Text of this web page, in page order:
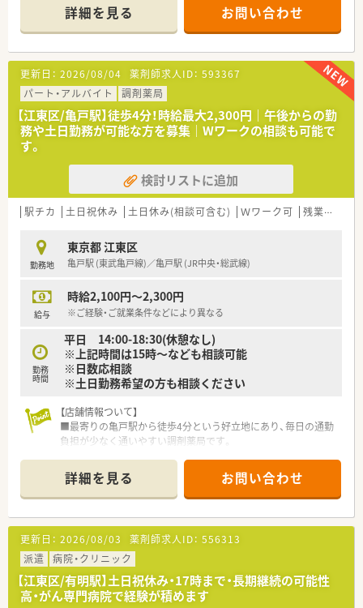
■駅徒歩1分という好立地の職場で、天候や季節の変化に左右さ
れることなく快適に毎日の通勤を継続したい方に非常におすす
めです。
■在宅訪問や他職種との連携を通じて、地域に根ざした貢献度の
高い薬剤師業務に挑戦してみたいという意欲を持つ方におすす
めです。
【店舗情報ついて】
■最寄りの亀戸駅から徒歩4分という好立地にあり、毎日の通勤
負担が少なく通いやすい調剤薬局です。
■内科や耳鼻科、精神科をメインに応需しており、1日あたり70
枚～80枚の処方箋に対応しています。
【法人特徴について】
■東京都と神奈川県において計2店舗の調剤薬局を展開してお
り、地域に密着した医療サービスを提供しています。
ことを経営理念に掲げている成長企業です。
■代表自身が薬剤師として現場に立って管理業務を行っている
ため、現場の意見が通りやすい風通しの良い会社です。
■日曜日に勤務していただける場合は時給2,400円となるため、
効率よく高収入を得たい方におすすめです。
■土曜日は、9時00分～18時30分、日曜日は9時00分～13時00分
■土日勤務ができる方であれば、平日フルタイム勤務についても
ご相談可能です。
詳細を見る お問い合わせ
更新日： 2026/08/04 薬剤師求人ID： 593367
パート・アルバイト
調剤薬局
【江東区/亀戸駅】徒歩4分！時給最大2,300円｜午後からの勤
務や土日勤務が可能な方を募集｜Wワークの相談も可能で
す。
検討リストに追加
駅チカ 土日祝休み 土日休み(相談可含む) Ｗワーク可 残業なし(ほぼなし含む)
勤務地
東京都 江東区
亀戸駅 (東武亀戸線)／亀戸駅 (JR中央・総武線)
給与
時給2,100円～2,300円
※ご経験・ご就業条件などにより異なる
勤務
時間
平日 14:00-18:30(休憩なし)
※上記時間は15時～なども相談可能
※日数応相談
※土日勤務希望の方も相談ください
【店舗情報ついて】
■最寄りの亀戸駅から徒歩4分という好立地にあり、毎日の通勤
負担が少なく通いやすい調剤薬局です。
枚～80枚の処方箋に対応しています。
【法人特徴について】
■東京都と神奈川県において計2店舗の調剤薬局を展開してお
り、地域に密着した医療サービスを提供しています。
■自分のゴールを見据えて仕事を通じて人間的な成長を続ける
ことを経営理念に掲げている成長企業です。
■代表自身が薬剤師として現場に立って管理業務を行っている
ため、現場の意見が通りやすい風通しの良い会社です。
詳細を見る お問い合わせ
更新日： 2026/08/03 薬剤師求人ID： 556313
派遣
病院・クリニック
【江東区/有明駅】土日祝休み・17時まで・長期継続の可能性
高・がん専門病院で経験が積めます